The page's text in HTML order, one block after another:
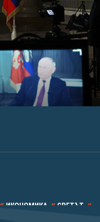
ИКОНОМИКА СВЕТЪТ